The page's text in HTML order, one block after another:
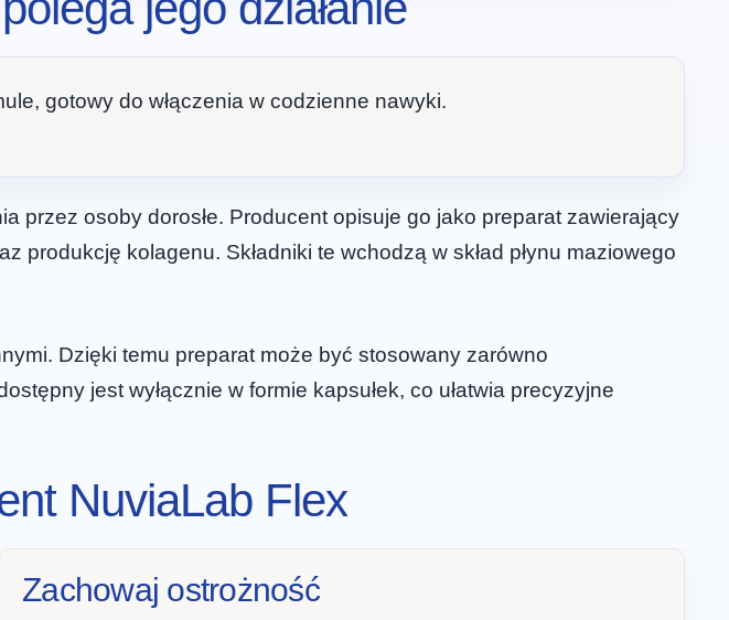
gotowy do włączenia w codzienne nawyki.
przez osoby dorosłe. Producent opisuje go jako preparat zawierający
kolagenu. Składniki te wchodzą w skład płynu maziowego
Dzięki temu preparat może być stosowany zarówno
jest wyłącznie w formie kapsułek, co ułatwia precyzyjne
NuviaLab Flex
Zachowaj ostrożność